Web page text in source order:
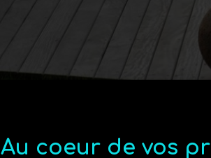
Au coeur de vos